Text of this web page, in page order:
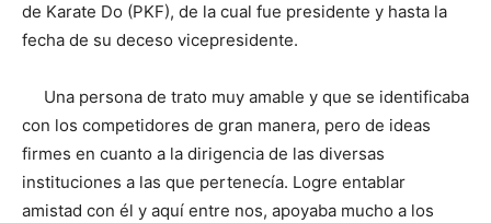
de Karate Do (PKF), de la cual fue presidente y hasta la
fecha de su deceso vicepresidente.
Una persona de trato muy amable y que se identificaba
con los competidores de gran manera, pero de ideas
firmes en cuanto a la dirigencia de las diversas
instituciones a las que pertenecía. Logre entablar
amistad con él y aquí entre nos, apoyaba mucho a los